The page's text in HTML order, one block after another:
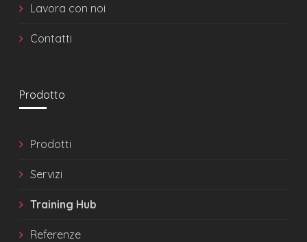
Lavora con noi
Contatti
Prodotto
Prodotti
Servizi
Training Hub
Referenze